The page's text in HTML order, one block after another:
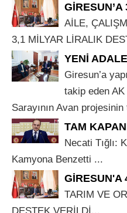
AİLE,
3,1 MİLYAR LİRALIK
YENİ
Giresun’a
takip eden
Sarayının Avan projesinin
TAM
Necati Tığlı:
Kamyona Benzetti ...
GİRESUN'A
TARIM VE